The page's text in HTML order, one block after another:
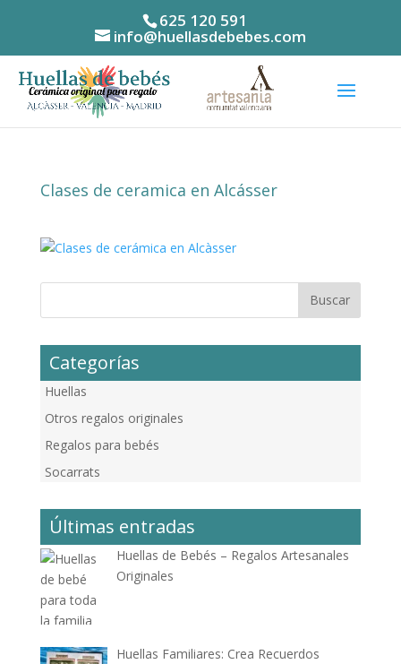
625 120 591
info@huellasdebebes.com
Clases de ceramica en Alcásser
Categorías
Huellas
Otros regalos originales
Regalos para bebés
Socarrats
Últimas entradas
Huellas de Bebés – Regalos Artesanales
Originales
Huellas Familiares: Crea Recuerdos